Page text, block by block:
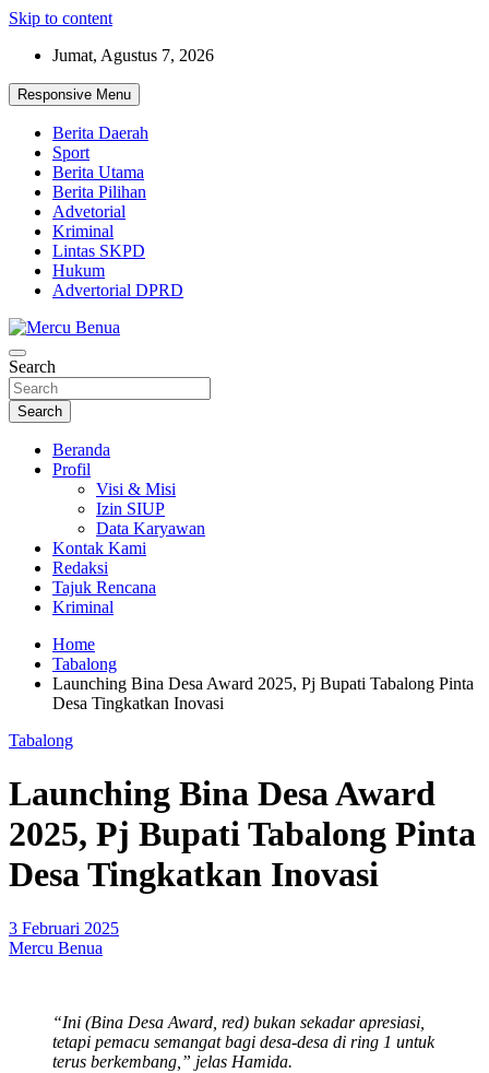
Skip to content
Jumat, Agustus 7, 2026
Responsive Menu
Berita Daerah
Sport
Berita Utama
Berita Pilihan
Advetorial
Kriminal
Lintas SKPD
Hukum
Advertorial DPRD
Mercu Benua
Suara Masyarakat Bawah
Search
Search
Beranda
Profil
Visi & Misi
Izin SIUP
Data Karyawan
Kontak Kami
Redaksi
Tajuk Rencana
Kriminal
Home
Tabalong
Launching Bina Desa Award 2025, Pj Bupati Tabalong Pinta
Desa Tingkatkan Inovasi
Tabalong
Launching Bina Desa Award
2025, Pj Bupati Tabalong Pinta
Desa Tingkatkan Inovasi
3 Februari 2025
Mercu Benua
“Ini (Bina Desa Award, red) bukan sekadar apresiasi,
tetapi pemacu semangat bagi desa-desa di ring 1 untuk
terus berkembang,” jelas Hamida.